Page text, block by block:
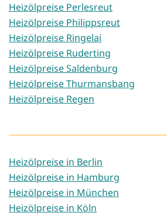
Heizölpreise Perlesreut
Heizölpreise Philippsreut
Heizölpreise Ringelai
Heizölpreise Ruderting
Heizölpreise Saldenburg
Heizölpreise Thurmansbang
Heizölpreise Regen
Heizölpreise in Berlin
Heizölpreise in Hamburg
Heizölpreise in München
Heizölpreise in Köln